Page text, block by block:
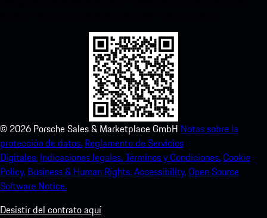
© 2026 Porsche Sales & Marketplace GmbH Notas sobre la
protección de datos. Reglamento de Servicios
Digitales. Indicaciones legales.Términos y Condiciones.Cookie
Policy. Business & Human Rights.Accessibility.Open Source
Software Notice.
Desistir del contrato aquí